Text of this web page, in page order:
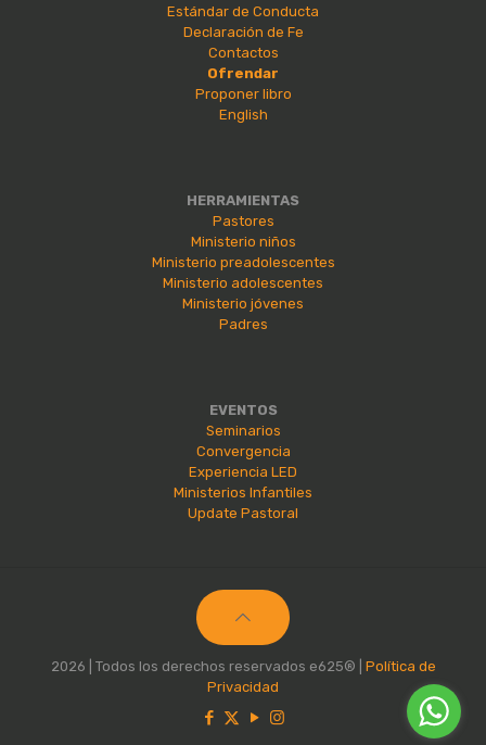
Estándar de Conducta
Declaración de Fe
Contactos
Ofrendar
Proponer libro
English
HERRAMIENTAS
Pastores
Ministerio niños
Ministerio preadolescentes
Ministerio adolescentes
Ministerio jóvenes
Padres
EVENTOS
Seminarios
Convergencia
Experiencia LED
Ministerios Infantiles
Update Pastoral
2026 | Todos los derechos reservados e625® | Política de
Privacidad